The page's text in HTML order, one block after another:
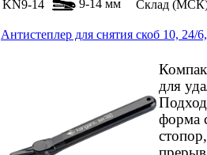
KN9-14 9-14 мм Склад
Антистеплер для снятия скоб 10, 24/
для
форма